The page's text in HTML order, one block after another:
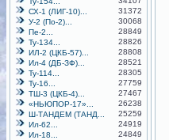
СХ-1 (ЛИГ-10)...
31372
У-2 (По-2)...
30068
Пе-2...
28849
Ту-134...
28826
ИЛ-2 (ЦКБ-57)...
28808
Ил-4 (ДБ-ЗФ)...
28521
Ту-114...
28305
Ту-16...
27759
ТШ-3 (ЦКБ-4)...
27467
«НЬЮПОР-17»...
26238
Ш-ТАНДЕМ (ТАНД...
25259
Ил-62...
24919
Ил-18...
24849